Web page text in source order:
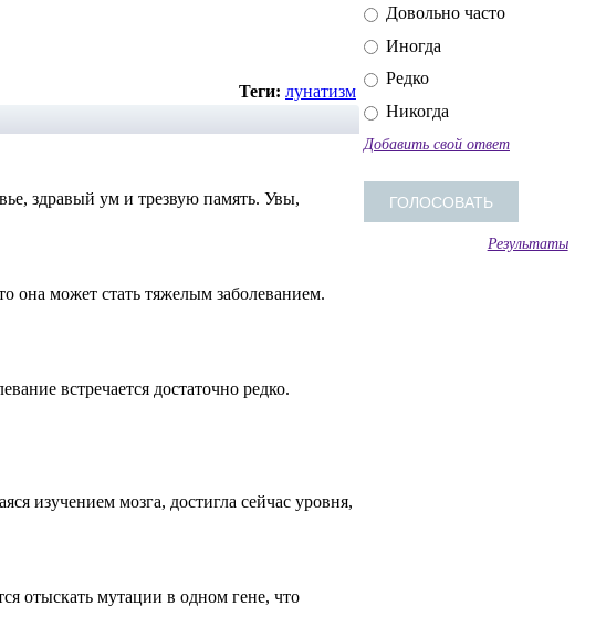
Теги: лунатизм
здравый ум и трезвую память. Увы,
она может стать тяжелым заболеванием.
встречается достаточно редко.
изучением мозга, достигла сейчас уровня,
отыскать мутации в одном гене, что
Довольно часто
Иногда
Редко
Никогда
Добавить свой ответ
Результаты